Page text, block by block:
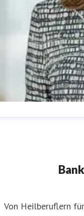
Von Heilberuflern